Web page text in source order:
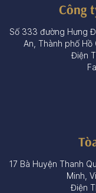
Công
Số 333 đường Hưng
An, Thành phố Hồ
Điện
17 Bà Huyện Thanh
Minh,
Điện